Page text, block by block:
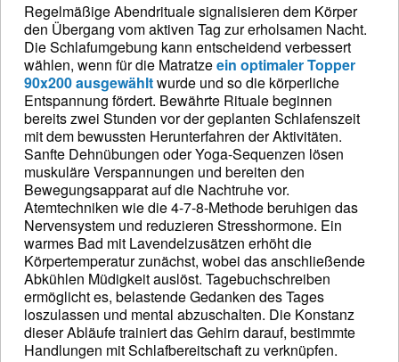
Regelmäßige Abendrituale signalisieren dem Körper
den Übergang vom aktiven Tag zur erholsamen Nacht.
Die Schlafumgebung kann entscheidend verbessert
wählen, wenn für die Matratzeein optimaler Topper
90x200 ausgewähltwurde und so die körperliche
Entspannung fördert. Bewährte Rituale beginnen
bereits zwei Stunden vor der geplanten Schlafenszeit
mit dem bewussten Herunterfahren der Aktivitäten.
Sanfte Dehnübungen oder Yoga-Sequenzen lösen
muskuläre Verspannungen und bereiten den
Bewegungsapparat auf die Nachtruhe vor.
Atemtechniken wie die 4-7-8-Methode beruhigen das
Nervensystem und reduzieren Stresshormone. Ein
warmes Bad mit Lavendelzusätzen erhöht die
Körpertemperatur zunächst, wobei das anschließende
Abkühlen Müdigkeit auslöst. Tagebuchschreiben
ermöglicht es, belastende Gedanken des Tages
loszulassen und mental abzuschalten. Die Konstanz
dieser Abläufe trainiert das Gehirn darauf, bestimmte
Handlungen mit Schlafbereitschaft zu verknüpfen.